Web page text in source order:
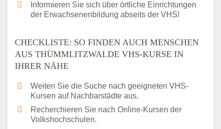
Informieren Sie sich über örtliche Einrichtungen
der Erwachsenenbildung abseits der VHS!
CHECKLISTE: SO FINDEN AUCH MENSCHEN
AUS THÜMMLITZWALDE VHS-KURSE IN
IHRER NÄHE
Weiten Sie die Suche nach geeigneten VHS-
Kursen auf Nachbarstädte aus.
Recherchieren Sie nach Online-Kursen der
Volkshochschulen.